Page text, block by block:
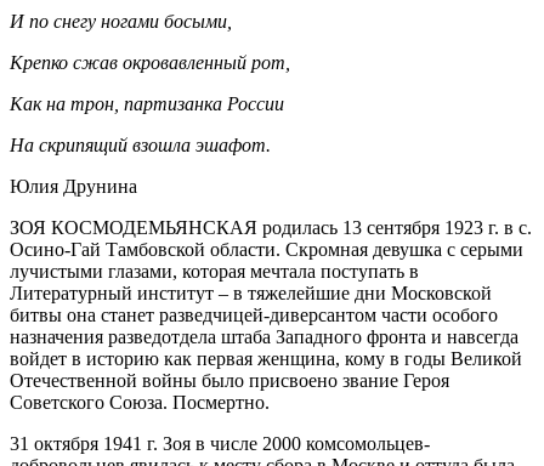
И по снегу ногами босыми,
Крепко сжав окровавленный рот,
Как на трон, партизанка России
На скрипящий взошла эшафот.
Юлия Друнина
ЗОЯ КОСМОДЕМЬЯНСКАЯ родилась 13 сентября 1923 г. в с.
Осино-Гай Тамбовской области. Скромная девушка с серыми
лучистыми глазами, которая мечтала поступать в
Литературный институт – в тяжелейшие дни Московской
битвы она станет разведчицей-диверсантом части особого
назначения разведотдела штаба Западного фронта и навсегда
войдет в историю как первая женщина, кому в годы Великой
Отечественной войны было присвоено звание Героя
Советского Союза. Посмертно.
31 октября 1941 г. Зоя в числе 2000 комсомольцев-